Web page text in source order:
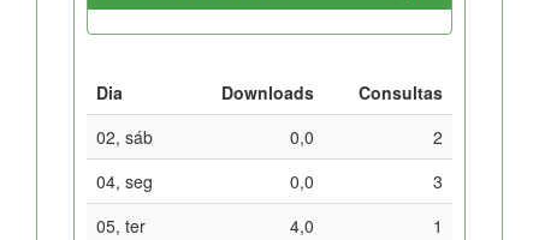
Dia Downloads
Consultas
02, sáb
0,0
2
04, seg
0,0
3
05, ter
4,0
1